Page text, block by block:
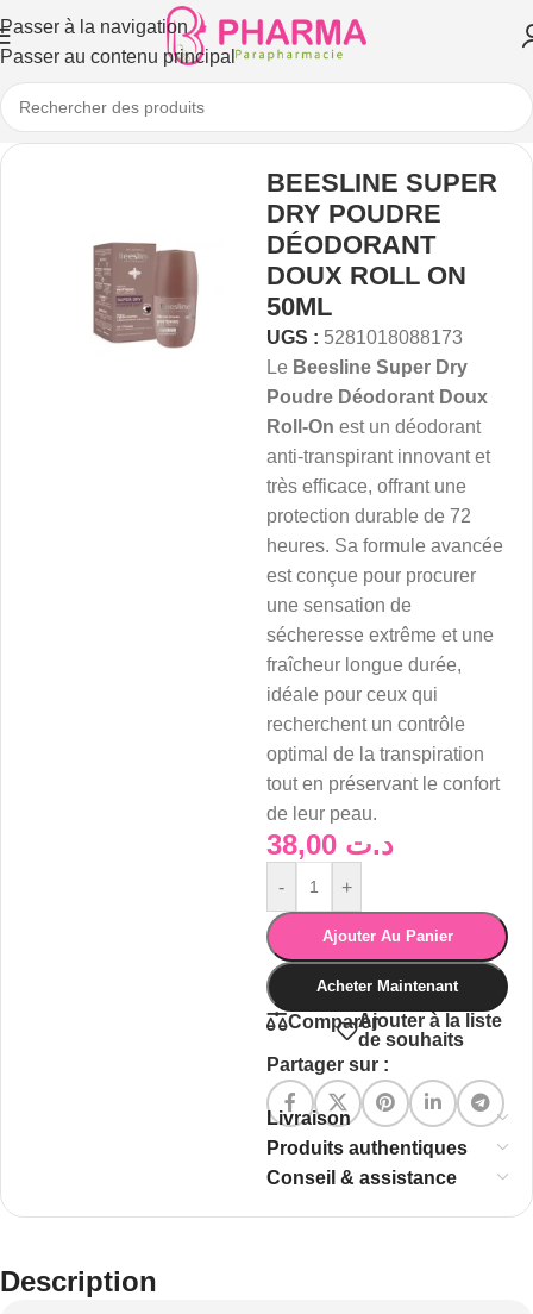
Passer à la navigation
Passer au contenu principal
BEESLINE SUPER
DRY POUDRE
DÉODORANT
DOUX ROLL ON
50ML
UGS : 5281018088173
Le Beesline Super Dry
Poudre Déodorant Doux
Roll-On est un déodorant
anti-transpirant innovant et
très efficace, offrant une
protection durable de 72
heures. Sa formule avancée
est conçue pour procurer
une sensation de
sécheresse extrême et une
fraîcheur longue durée,
idéale pour ceux qui
recherchent un contrôle
optimal de la transpiration
tout en préservant le confort
de leur peau.
د.ت
- +
Ajouter Au Panier
Acheter Maintenant
ComparerAjouter à la liste
de souhaits
Partager sur :
Livraison
Produits authentiques
Conseil & assistance
Description